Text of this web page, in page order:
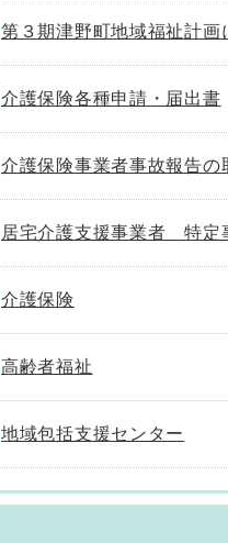
第３期津野町地域福祉計画
介護保険各種申請・届出書
介護保険事業者事故報告の
居宅介護支援事業者 特定
介護保険
高齢者福祉
地域包括支援センター